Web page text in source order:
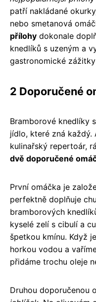
patří nakládané
nebo smetanová
přílohy dokonale
knedlíků s uzeným a
gastronomické
2 Doporučené
Bramborové knedlíky
jídlo, které zná každý.
kulinařský repertoár,
dvě doporučené
První omáčka je
perfektně doplňuje
bramborových
kyselé zelí s cibulí a
špetkou kmínu. Když
horkou vodou a
přidáme trochu oleje
Druhou doporučenou